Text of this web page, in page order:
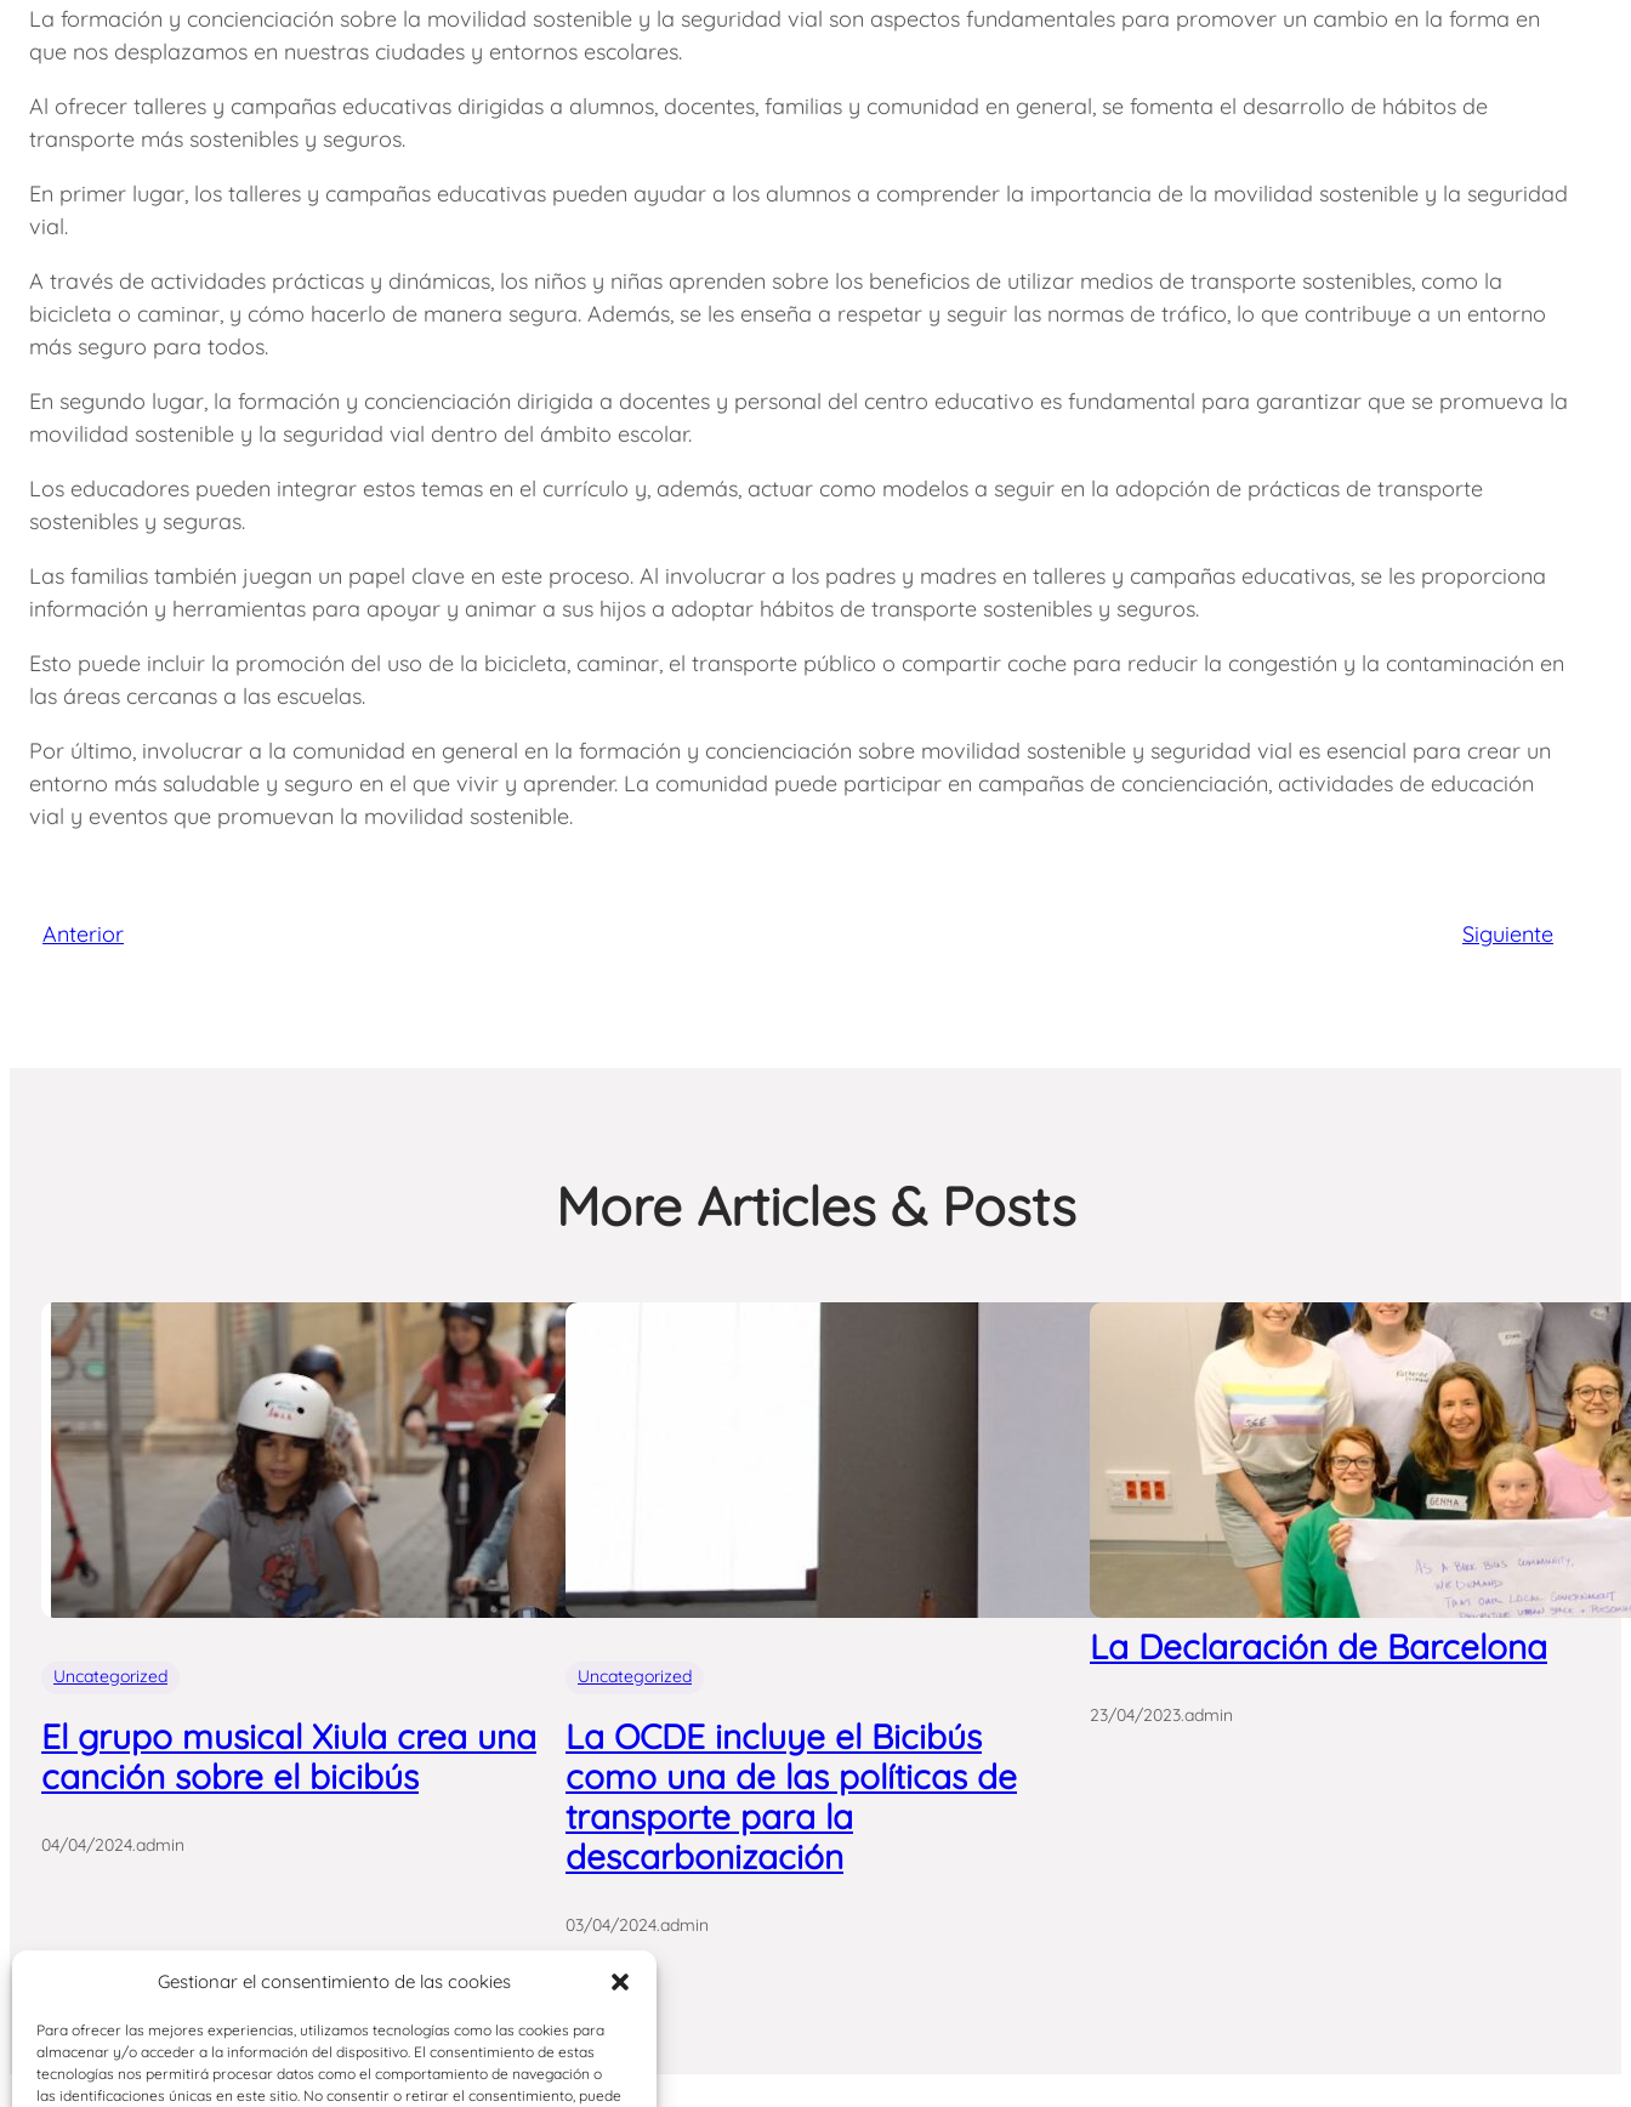
Gestionar el consentimiento de las cookies
Para ofrecer las mejores experiencias, utilizamos tecnologías como las cookies para
almacenar y/o acceder a la información del dispositivo. El consentimiento de estas
tecnologías nos permitirá procesar datos como el comportamiento de navegación o
las identificaciones únicas en este sitio. No consentir o retirar el consentimiento, puede
La formación y concienciación sobre la movilidad sostenible y la seguridad vial son aspectos fundamentales para promover un cambio en la forma en
que nos desplazamos en nuestras ciudades y entornos escolares.
Al ofrecer talleres y campañas educativas dirigidas a alumnos, docentes, familias y comunidad en general, se fomenta el desarrollo de hábitos de
transporte más sostenibles y seguros.
En primer lugar, los talleres y campañas educativas pueden ayudar a los alumnos a comprender la importancia de la movilidad sostenible y la seguridad
vial.
A través de actividades prácticas y dinámicas, los niños y niñas aprenden sobre los beneficios de utilizar medios de transporte sostenibles, como la
bicicleta o caminar, y cómo hacerlo de manera segura. Además, se les enseña a respetar y seguir las normas de tráfico, lo que contribuye a un entorno
más seguro para todos.
En segundo lugar, la formación y concienciación dirigida a docentes y personal del centro educativo es fundamental para garantizar que se promueva la
movilidad sostenible y la seguridad vial dentro del ámbito escolar.
Los educadores pueden integrar estos temas en el currículo y, además, actuar como modelos a seguir en la adopción de prácticas de transporte
sostenibles y seguras.
Las familias también juegan un papel clave en este proceso. Al involucrar a los padres y madres en talleres y campañas educativas, se les proporciona
información y herramientas para apoyar y animar a sus hijos a adoptar hábitos de transporte sostenibles y seguros.
Esto puede incluir la promoción del uso de la bicicleta, caminar, el transporte público o compartir coche para reducir la congestión y la contaminación en
las áreas cercanas a las escuelas.
Por último, involucrar a la comunidad en general en la formación y concienciación sobre movilidad sostenible y seguridad vial es esencial para crear un
entorno más saludable y seguro en el que vivir y aprender. La comunidad puede participar en campañas de concienciación, actividades de educación
vial y eventos que promuevan la movilidad sostenible.
Anterior Siguiente
More Articles & Posts
Uncategorized
El grupo musical Xiula crea una
canción sobre el bicibús
04/04/2024.admin
Uncategorized
La OCDE incluye el Bicibús
como una de las políticas de
transporte para la
descarbonización
03/04/2024.admin
La Declaración de Barcelona
23/04/2023.admin